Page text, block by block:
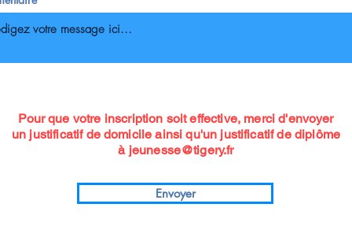
Pour que votre inscription soit effective, merci d'envoyer
un justificatif de domicile ainsi qu'un justificatif de diplôme
à jeunesse@tigery.fr
Envoyer